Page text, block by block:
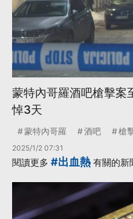
蒙特內哥羅酒吧槍擊案
悼3天
蒙特內哥羅 酒吧 槍
2025/1/2 07:31
閱讀更多 #出血熱 有關的新